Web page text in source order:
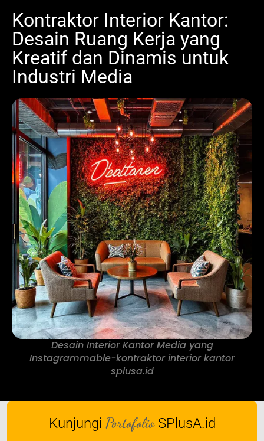
Kontraktor Interior Kantor:
Desain Ruang Kerja yang
Kreatif dan Dinamis untuk
Industri Media
Desain Interior Kantor Media yang
Instagrammable-kontraktor interior kantor
splusa.id
Kunjungi Portofolio SPlusA.id